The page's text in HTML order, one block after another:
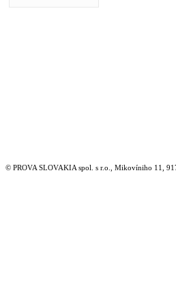
© PROVA SLOVAKIA spol. s r.o., Mikovíniho 11,